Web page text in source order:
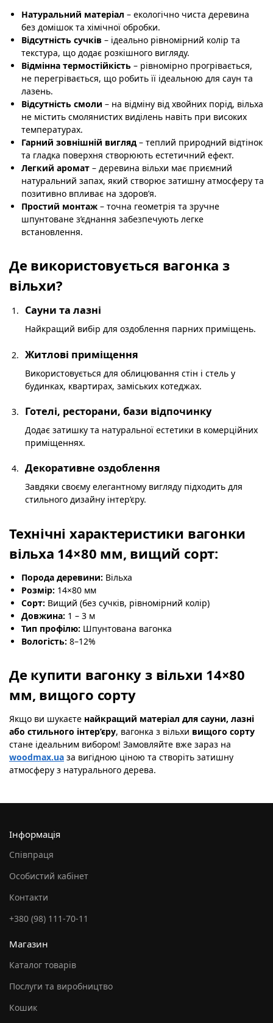
Натуральний матеріал – екологічно чиста деревина
без домішок та хімічної обробки.
Відсутність сучків – ідеально рівномірний колір та
текстура, що додає розкішного вигляду.
Відмінна термостійкість – рівномірно прогрівається,
не перегрівається, що робить її ідеальною для саун та
лазень.
Відсутність смоли – на відміну від хвойних порід, вільха
не містить смолянистих виділень навіть при високих
температурах.
Гарний зовнішній вигляд – теплий природний відтінок
та гладка поверхня створюють естетичний ефект.
Легкий аромат – деревина вільхи має приємний
натуральний запах, який створює затишну атмосферу та
позитивно впливає на здоров’я.
Простий монтаж – точна геометрія та зручне
шпунтоване з’єднання забезпечують легке
встановлення.
Де використовується вагонка з
вільхи?
Сауни та лазні
Найкращий вибір для оздоблення парних приміщень.
Житлові приміщення
Використовується для облицювання стін і стель у
будинках, квартирах, заміських котеджах.
Готелі, ресторани, бази відпочинку
Додає затишку та натуральної естетики в комерційних
приміщеннях.
Декоративне оздоблення
Завдяки своєму елегантному вигляду підходить для
стильного дизайну інтер’єру.
Технічні характеристики вагонки
вільха 14×80 мм, вищий сорт:
Порода деревини: Вільха
Розмір: 14×80 мм
Сорт: Вищий (без сучків, рівномірний колір)
Довжина: 1 – 3 м
Тип профілю: Шпунтована вагонка
Вологість: 8–12%
Де купити вагонку з вільхи 14×80
мм, вищого сорту
Якщо ви шукаєте найкращий матеріал для сауни, лазні
або стильного інтер’єру, вагонка з вільхи вищого сорту
стане ідеальним вибором! Замовляйте вже зараз на
woodmax.ua за вигідною ціною та створіть затишну
атмосферу з натурального дерева.
Інформація
Співпраця
Особистий кабінет
Контакти
+380 (98) 111-70-11
Магазин
Каталог товарів
Послуги та виробництво
Кошик